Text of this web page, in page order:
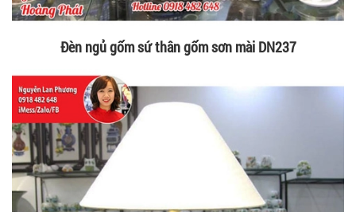
Đèn ngủ gốm sứ thân gốm sơn mài DN237